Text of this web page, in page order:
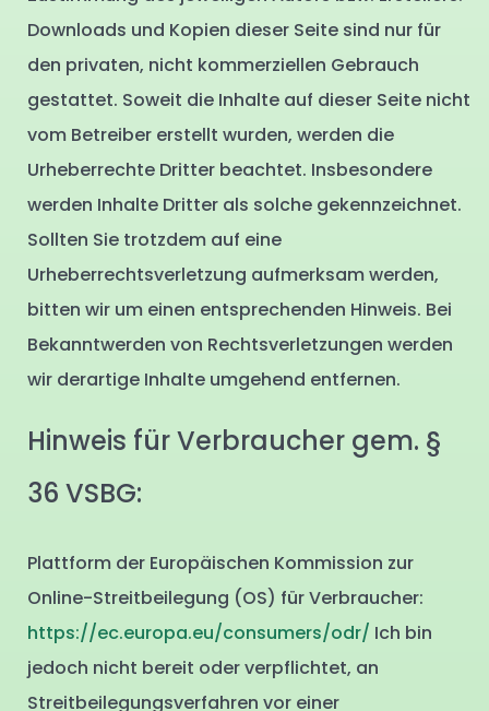
Downloads und Kopien dieser Seite sind nur für
den privaten, nicht kommerziellen Gebrauch
gestattet. Soweit die Inhalte auf dieser Seite nicht
vom Betreiber erstellt wurden, werden die
Urheberrechte Dritter beachtet. Insbesondere
werden Inhalte Dritter als solche gekennzeichnet.
Sollten Sie trotzdem auf eine
Urheberrechtsverletzung aufmerksam werden,
bitten wir um einen entsprechenden Hinweis. Bei
Bekanntwerden von Rechtsverletzungen werden
wir derartige Inhalte umgehend entfernen.
Hinweis für Verbraucher gem. §
36 VSBG:
Plattform der Europäischen Kommission zur
Online-Streitbeilegung (OS) für Verbraucher:
https://ec.europa.eu/consumers/odr/ Ich bin
jedoch nicht bereit oder verpflichtet, an
Streitbeilegungsverfahren vor einer